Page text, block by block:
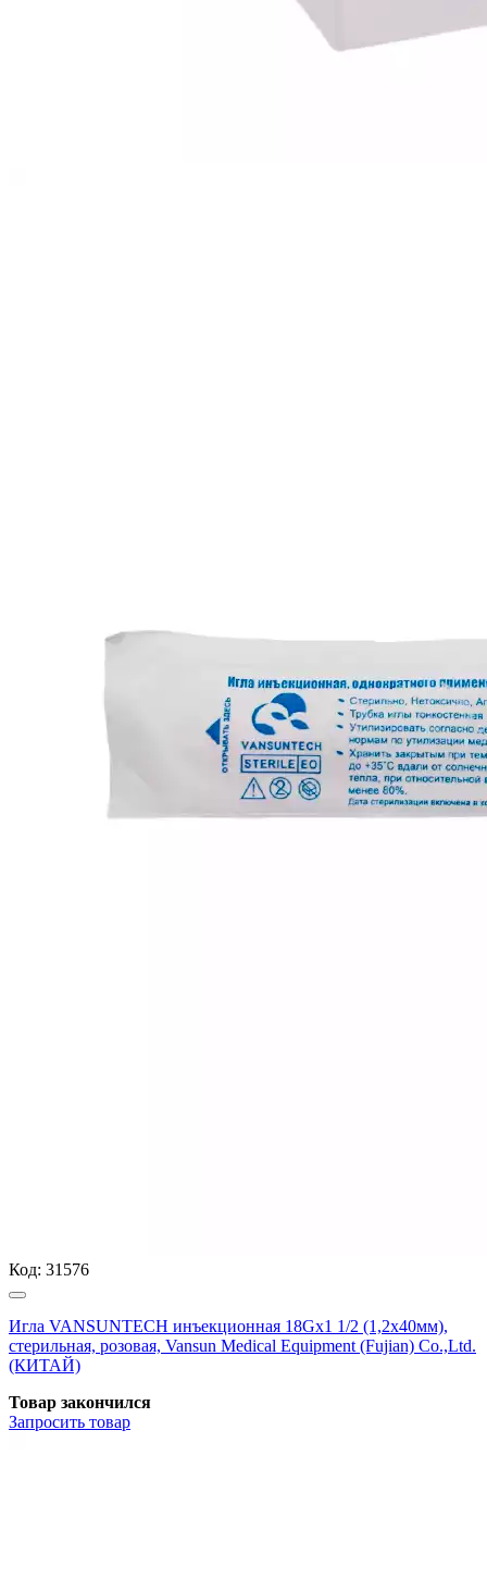
Код: 31576
Игла VANSUNTECH инъекционная 18Gх1 1/2 (1,2х40мм),
стерильная, розовая, Vansun Medical Equipment (Fujian) Co.,Ltd.
(КИТАЙ)
Товар закончился
Запросить товар